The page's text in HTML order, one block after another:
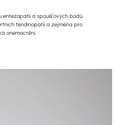
entezopatií a spoušťových bodů.
tendinopatií a zejména pro
onemocnění.